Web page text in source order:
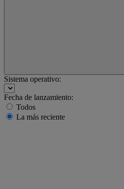
Sistema operativo:
Fecha de lanzamiento:
Todos
La más reciente